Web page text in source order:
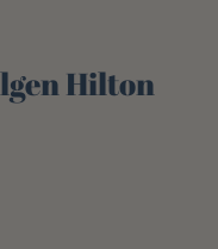
Hilton